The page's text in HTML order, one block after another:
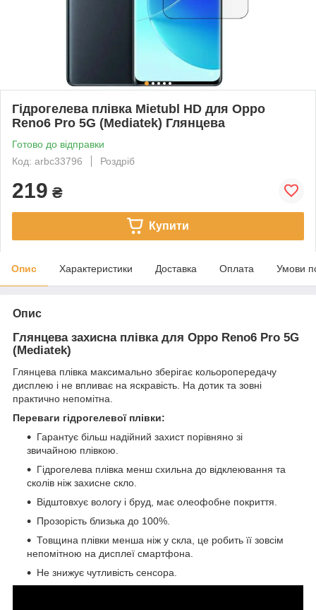
Гідрогелева плівка Mietubl HD для Oppo
Reno6 Pro 5G (Mediatek) Глянцева
Готово до відправки
Код: arbc33796
Роздріб
219 ₴
Купити
Опис Характеристики Доставка Оплата Умови
Опис
Глянцева захисна плівка для Oppo Reno6 Pro 5G
(Mediatek)
Глянцева плівка максимально зберігає кольоропередачу
дисплею і не впливає на яскравість. На дотик та зовні
практично непомітна.
Переваги гідрогелевої плівки:
Гарантує більш надійний захист порівняно зі
звичайною плівкою.
Гідрогелева плівка менш схильна до відклеювання та
сколів ніж захисне скло.
Відштовхує вологу і бруд, має олеофобне покриття.
Прозорість близька до 100%.
Товщина плівки менша ніж у скла, це робить її зовсім
непомітною на дисплеї смартфона.
Не знижує чутливість сенсора.